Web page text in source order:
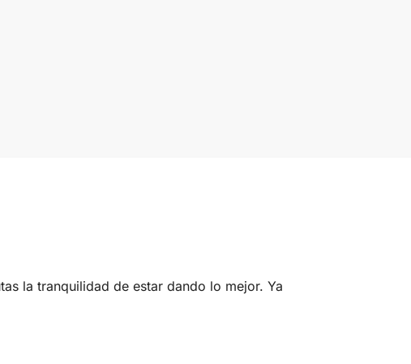
la tranquilidad de estar dando lo mejor. Ya